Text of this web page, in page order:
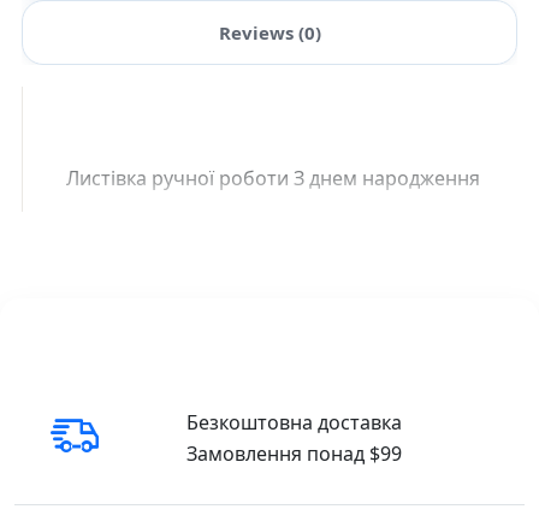
Reviews (0)
Листівка ручної роботи З днем народження
Безкоштовна доставка
Замовлення понад $99